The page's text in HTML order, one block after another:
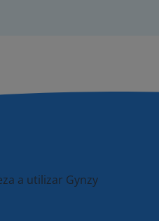
a utilizar Gynzy